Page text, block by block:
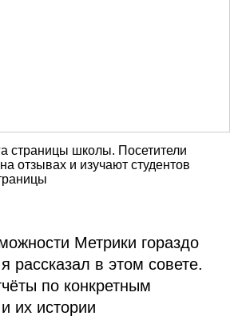
страницы школы. Посетители
отзывах и изучают студентов
Метрики гораздо
рассказал в этом совете.
по конкретным
их истории